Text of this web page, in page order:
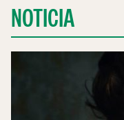
NOTICIA